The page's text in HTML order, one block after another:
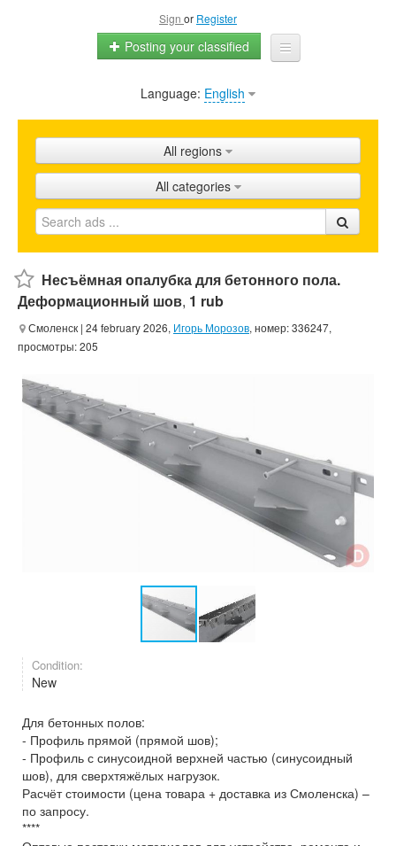
Sign or Register
Posting your classified
Home
Shops
Promotion
FAQ
Blog
Language: English
All regions
All categories
Несъёмная опалубка для бетонного пола.
Деформационный шов, 1 rub
Смоленск | 24 february 2026, Игорь Морозов, номер: 336247,
просмотры: 205
Condition:
New
Для бетонных полов:
- Профиль прямой (прямой шов);
- Профиль с синусоидной верхней частью (синусоидный
шов), для сверхтяжёлых нагрузок.
Расчёт стоимости (цена товара + доставка из Смоленска) –
по запросу.
****